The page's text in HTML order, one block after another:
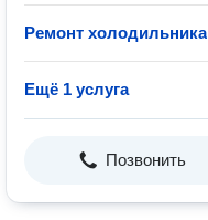
Ремонт холодильника
Ещё 1 услуга
Позвонить